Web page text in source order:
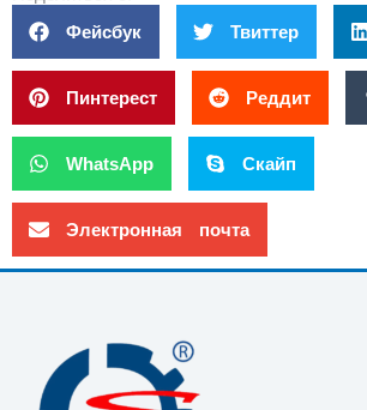
Фейсбук Твиттер
Пинтерест Реддит
WhatsApp Скайп
Электронная почта